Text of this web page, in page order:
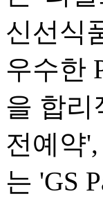
신선식
우수한
을 합리
전예약
는 'GS